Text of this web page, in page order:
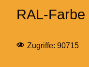
RAL-Farbe
Zugriffe: 90715